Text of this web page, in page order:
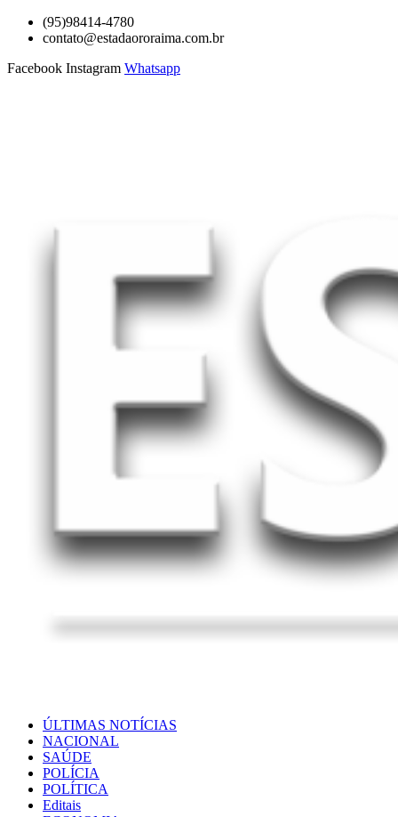
para
conteúdo
(95)98414-4780
contato@estadaororaima.com.br
Facebook Instagram Whatsapp
ÚLTIMAS NOTÍCIAS
NACIONAL
SAÚDE
POLÍCIA
POLÍTICA
Editais